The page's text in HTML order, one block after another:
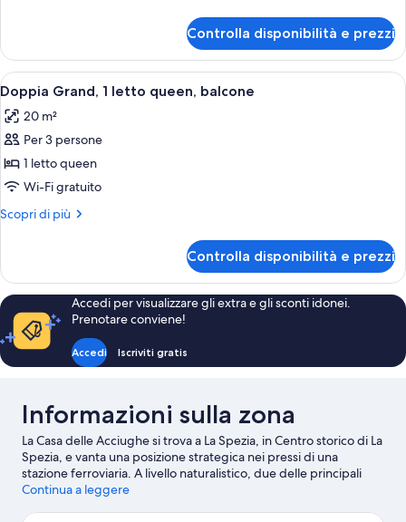
o
2
letti
singoli,
balcone
Comfort
con
letto
matrimoniale
o
2
singoli,
balcone
Controlla disponibilità e prezzi
Apri
tutte
le
foto
per
Doppia
Grand,
queen,
balcone
Camera d'albergo con un letto, una
6
Doppia Grand, 1 letto queen, balcone
20 m²
Per 3 persone
1 letto queen
Wi-Fi gratuito
Scopri di più
Altri
Grand,
letto
queen,
balcone
Controlla disponibilità e prezzi
Accedi per visualizzare gli extra e gli sconti idonei.
Prenotare conviene!
Accedi Iscriviti gratis
Informazioni sulla zona
La Casa delle Acciughe si trova a La Spezia, in Centro storico di La
Spezia, e vanta una posizione strategica nei pressi di una
stazione ferroviaria. A livello naturalistico, due delle principali
attrazioni della zona sono Area Marina Protetta Cinque Terre e
Continua a leggere